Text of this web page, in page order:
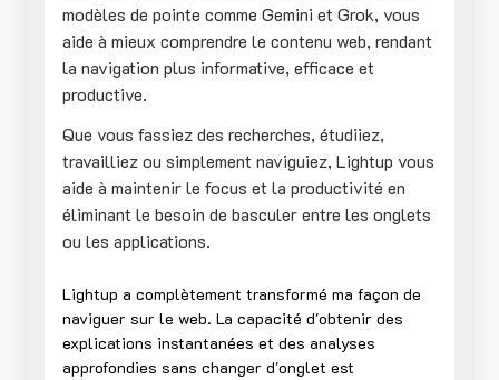
modèles de pointe comme Gemini et Grok, vous
aide à mieux comprendre le contenu web, rendant
la navigation plus informative, efficace et
productive.
Que vous fassiez des recherches, étudiiez,
travailliez ou simplement naviguiez, Lightup vous
aide à maintenir le focus et la productivité en
éliminant le besoin de basculer entre les onglets
ou les applications.
Lightup a complètement transformé ma façon de
naviguer sur le web. La capacité d'obtenir des
explications instantanées et des analyses
approfondies sans changer d'onglet est